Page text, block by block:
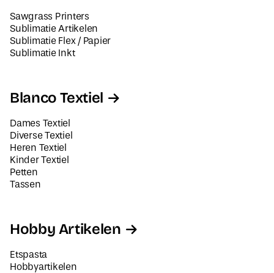
Sawgrass Printers
Sublimatie Artikelen
Sublimatie Flex / Papier
Sublimatie Inkt
Blanco Textiel
Dames Textiel
Diverse Textiel
Heren Textiel
Kinder Textiel
Petten
Tassen
Hobby Artikelen
Etspasta
Hobbyartikelen